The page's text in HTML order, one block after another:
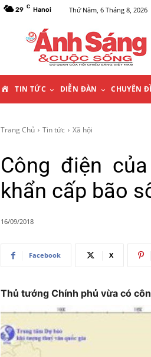
29 C Hanoi Thứ Năm, 6 Tháng 8, 2026
N
H
TIN TỨC DIỄN ĐÀN CHUYÊN
Trang Chủ Tin tức Xã hội
Công điện
khẩn cấp bão
16/09/2018
Facebook X
Thủ tướng Chính phủ vừa có